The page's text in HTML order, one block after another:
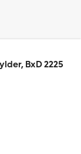
BxD 2225